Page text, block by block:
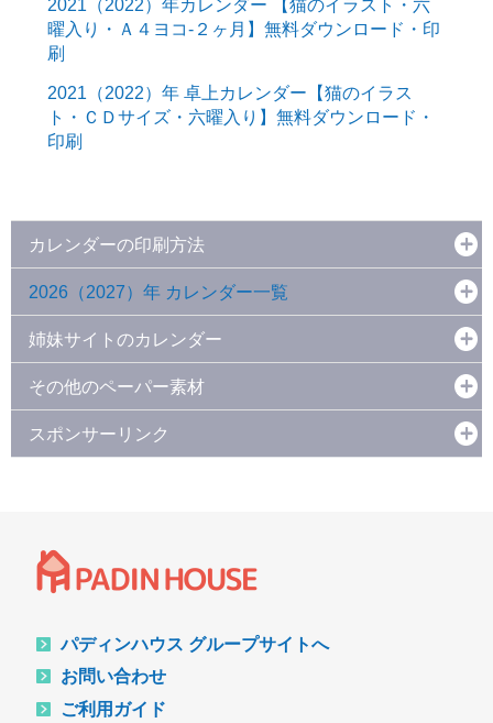
2021（2022）年カレンダー 【猫のイラスト・六
曜入り・Ａ４ヨコ-２ヶ月】無料ダウンロード・印
刷
2021（2022）年 卓上カレンダー【猫のイラス
ト・ＣＤサイズ・六曜入り】無料ダウンロード・
印刷
カレンダーの印刷方法
2026（2027）年 カレンダー一覧
姉妹サイトのカレンダー
その他のペーパー素材
スポンサーリンク
パディンハウス グループサイトへ
お問い合わせ
ご利用ガイド